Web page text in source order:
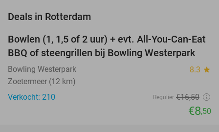
Deals in Rotterdam
48%
TODAY
Bowlen (1, 1,5 of 2 uur) + evt. All-You-Can-Eat
BBQ of steengrillen bij Bowling Westerpark
Bowling Westerpark 8.3 star
Zoetermeer (12 km)
Verkocht: 210
Regulier €16,50
€8,50